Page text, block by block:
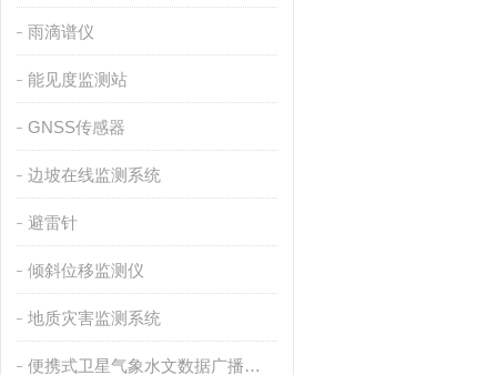
雨滴谱仪
能见度监测站
GNSS传感器
边坡在线监测系统
避雷针
倾斜位移监测仪
地质灾害监测系统
便携式卫星气象水文数据广播接收设备